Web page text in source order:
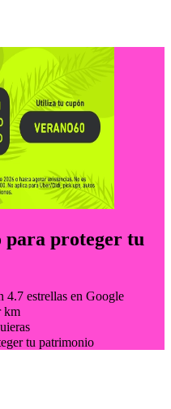
para proteger tu
4.7 estrellas en Google
km
tu patrimonio